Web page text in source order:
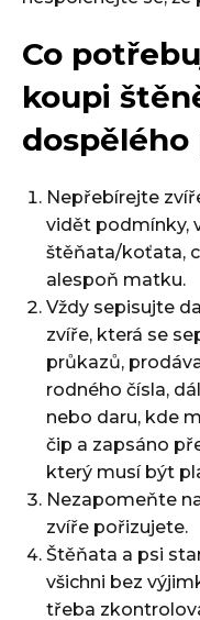
Co
koupi
dospělého
Nepřebírejte
vidět podmínky,
štěňata/koťata,
alespoň matku.
Vždy sepisujte
zvíře, která se
průkazů,
rodného čísla,
nebo daru, kde
čip a zapsáno
který musí být
Nezapomeňte
zvíře pořizujete.
Štěňata a psi
všichni bez
třeba